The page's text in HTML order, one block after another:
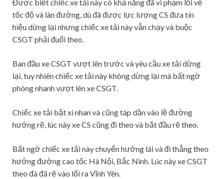
Được biết chiếc xe tải này có khả năng đã vi phạm lỗi về
tốc độ và làn đường, dù đã được lực lượng CS đưa tín
hiệu dừng lại nhưng chiếc xe tải này vẫn chạy và buộc
CSGT phải đuổi theo.
Ban đầu xe CSGT vượt lên trước và yêu cầu xe tải dừng
lại, tuy nhiên chiếc xe tải này không dừng lại mà bất ngờ
phóng nhanh vượt lên xe CSGT.
Chiếc xe tải bật xi nhan và cũng táp dần vào lề đường
hướng rẽ, lúc này xe CS cũng đi theo và bắt đầu rẽ theo.
Bất ngờ chiếc xe tải này chuyển hướng lái và đi thẳng theo
hướng đường cao tốc Hà Nội, Bắc Ninh. Lúc này xe CSGT
theo đà đã rẽ vào lối ra Vĩnh Yên.